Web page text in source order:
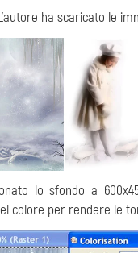
ha scaricato le
lo sfondo a
colore per rendere le